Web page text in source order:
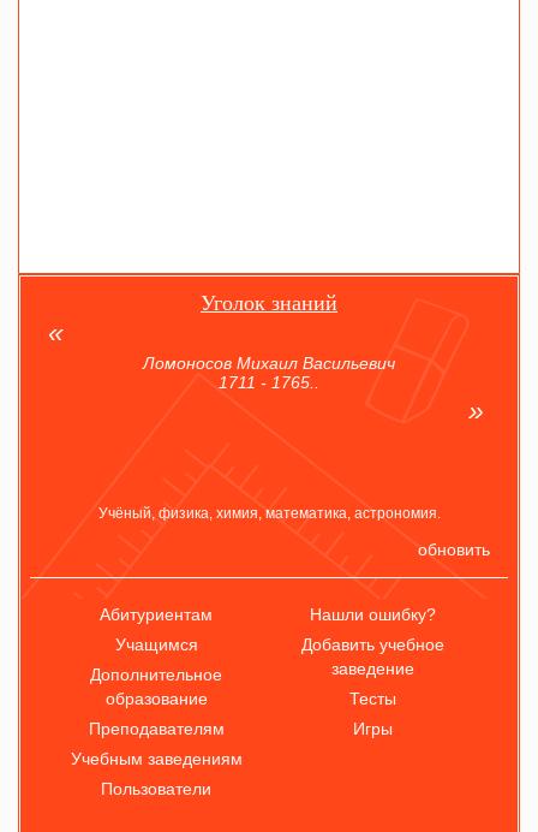
Уголок знаний
Ломоносов Михаил Васильевич
1711 - 1765..
Учёный, физика, химия, математика, астрономия.
обновить
Абитуриентам
Учащимся
Дополнительное
образование
Преподавателям
Учебным заведениям
Пользователи
Нашли ошибку?
Добавить учебное
заведение
Тесты
Игры